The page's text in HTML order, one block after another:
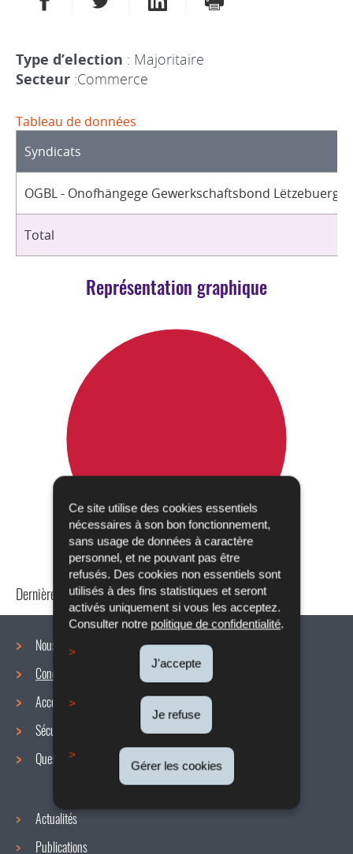
Ce site utilise des cookies essentiels
nécessaires à son bon fonctionnement,
sans usage de données à caractère
personnel, et ne pouvant pas être
refusés. Des cookies non essentiels sont
utilisés à des fins statistiques et seront
activés uniquement si vous les acceptez.
Consulter notre politique de confidentialité.
J'accepte
Je refuse
Gérer les cookies
Type d’election : Majoritaire
Secteur :Commerce
Tableau de données
Syndicats
OGBL - Onofhängege Gewerkschaftsbond
Total
Représentation graphique
Dernière mise à jour24/04/2024
Menu
de
navigation
Nous connaître
Conditions de travail
Accords collectifs
Sécurité / Santé au travail
Questions / réponses
Actualités
Publications